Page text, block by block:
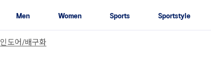
Men Women Sports Sportstyle
인도어/배구화